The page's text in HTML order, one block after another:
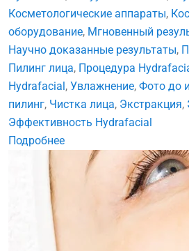
Косметологические аппараты,
оборудование, Мгновенный
Научно доказанные результаты,
Пилинг лица, Процедура
Hydrafacial , Увлажнение, Фото до
пилинг, Чистка лица, Экстракция,
Эффективность Hydrafacial
Подробнее